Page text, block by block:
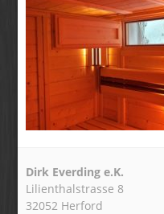
Dirk Everding e.K.
Lilienthalstrasse 8
32052 Herford